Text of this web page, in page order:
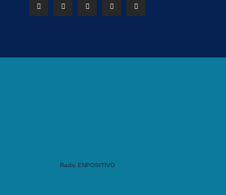
Radio ENPOSITIVO